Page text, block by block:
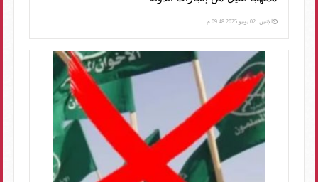
الإثنين، 02 يونيو 2025 09:48 م